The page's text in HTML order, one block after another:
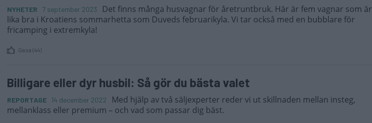
NYHETER 7 september 2023
Det finns många husvagnar för åretruntbruk. Här är fem vagnar som är
lika bra i Kroatiens sommarhetta som Duveds februarikyla. Vi tar också med en bubblare för
fricamping i extremkyla!
Gasa (44)
Billigare eller dyr husbil: Så gör du bästa valet
REPORTAGE 14 december 2022
Med hjälp av två säljexperter reder vi ut skillnaden mellan insteg,
mellanklass eller premium – och vad som passar dig bäst.